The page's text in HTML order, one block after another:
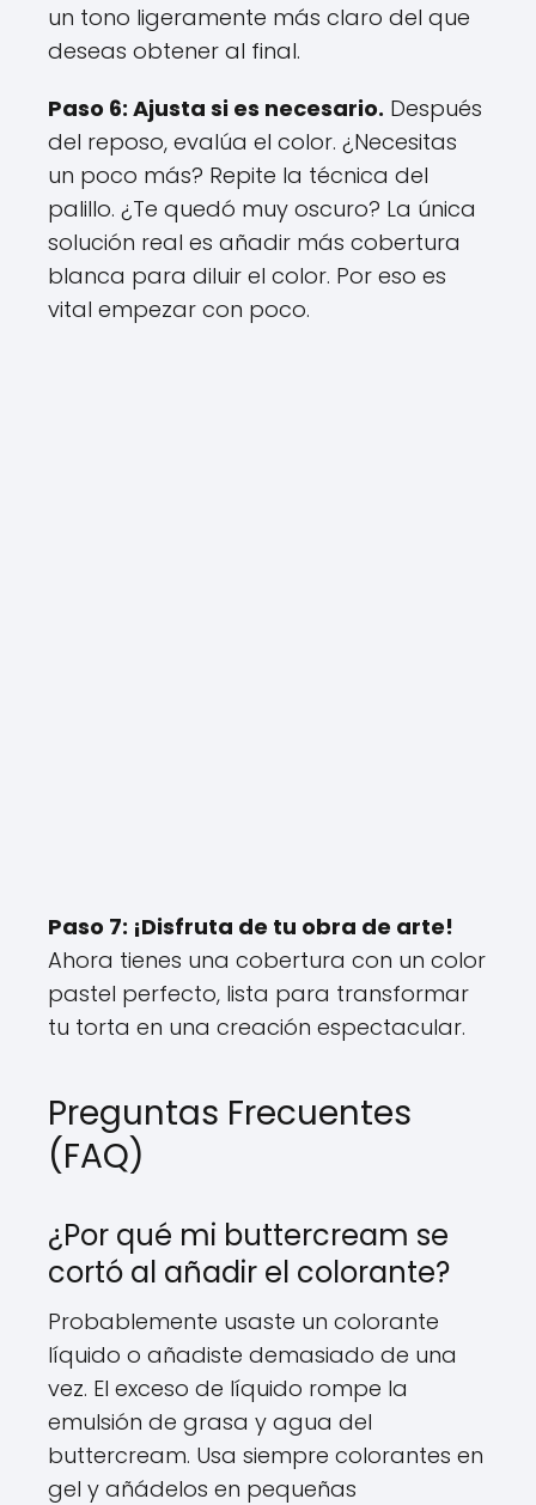
un tono ligeramente más claro del que
deseas obtener al final.
Paso 6: Ajusta si es necesario. Después
del reposo, evalúa el color. ¿Necesitas
un poco más? Repite la técnica del
palillo. ¿Te quedó muy oscuro? La única
solución real es añadir más cobertura
blanca para diluir el color. Por eso es
vital empezar con poco.
Paso 7: ¡Disfruta de tu obra de arte!
Ahora tienes una cobertura con un color
pastel perfecto, lista para transformar
tu torta en una creación espectacular.
Preguntas Frecuentes
(FAQ)
¿Por qué mi buttercream se
cortó al añadir el colorante?
Probablemente usaste un colorante
líquido o añadiste demasiado de una
vez. El exceso de líquido rompe la
emulsión de grasa y agua del
buttercream. Usa siempre colorantes en
gel y añádelos en pequeñas